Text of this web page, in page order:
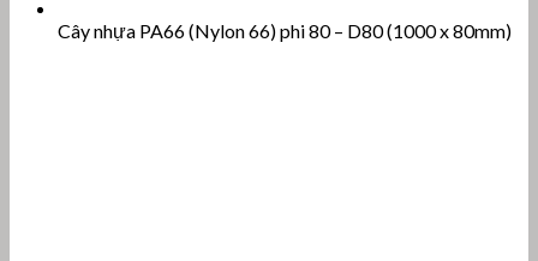
Cây nhựa PA66 (Nylon 66) phi 80 – D80 (1000 x 80mm)